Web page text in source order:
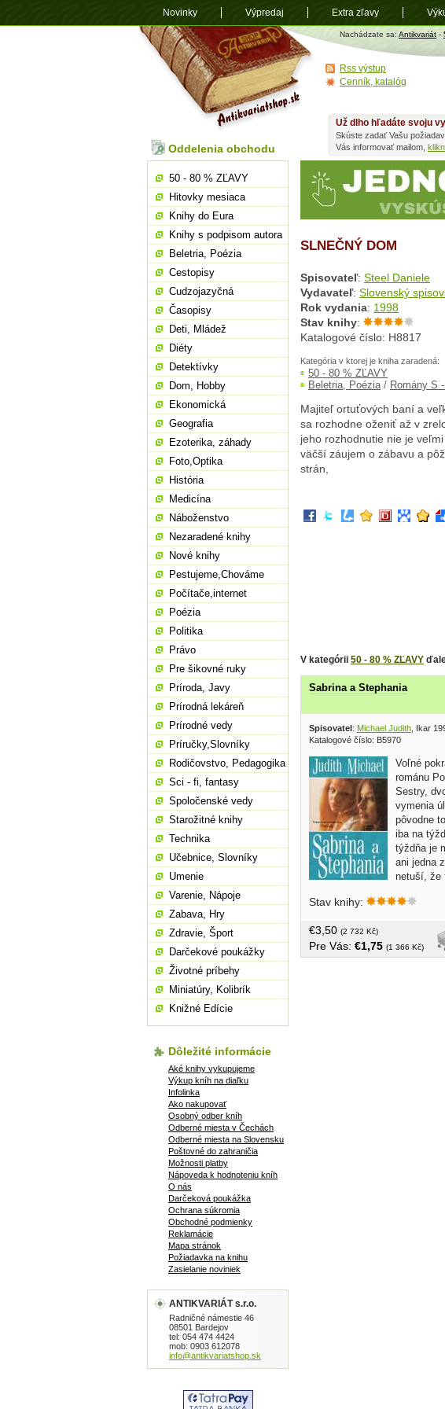
Antikvariát
shop.sk
Nachádzate sa: Antikvariát -
SLNEČNÝ DOM
Spisovateľ: Steel Daniele
Vydavateľ: Slovenský
Rok vydania: 1998
Stav knihy:
Katalogové číslo: H8817
Kategória v ktorej je kniha zaradená:
50 - 80 % ZĽAVY
Beletria, Poézia/ Romány S
Majiteľ ortuťových baní a
sa rozhodne oženiť až v
jeho rozhodnutie nie je
väčší záujem o zábavu a
strán,
V kategórii 50 - 80 % ZĽAVY
Sabrina a Stephania
Spisovatel: Michael Judith , Ikar
Katalogové číslo: B5970
Voľné
románu
Sestry,
vymenia
pôvodne
iba na
týždňa je
ani jedna
netuší, že
prerásť do ozajstnej drámy...
Stav knihy:
€3,50 (2 732 Kč)
Pre Vás: €1,75 (1 366 Kč)
Už dlho hľadáte svoju
Skúste zadať Vašu
Vás informovať mailom,
Oddelenia obchodu
50 - 80 % ZĽAVY
Hitovky mesiaca
Knihy do Eura
Knihy s podpisom autora
Beletria, Poézia
Cestopisy
Cudzojazyčná
Časopisy
Deti, Mládež
Diéty
Detektívky
Dom, Hobby
Ekonomická
Geografia
Ezoterika, záhady
Foto,Optika
História
Medicína
Náboženstvo
Nezaradené knihy
Nové knihy
Pestujeme,Chováme
Počítače,internet
Poézia
Politika
Právo
Pre šikovné ruky
Príroda, Javy
Prírodná lekáreň
Prírodné vedy
Príručky,Slovníky
Rodičovstvo, Pedagogika
Sci - fi, fantasy
Spoločenské vedy
Starožitné knihy
Technika
Učebnice, Slovníky
Umenie
Varenie, Nápoje
Zabava, Hry
Zdravie, Šport
Darčekové poukážky
Životné príbehy
Miniatúry, Kolibrík
Knižné Edície
Dôležité informácie
Aké knihy vykupujeme
Výkup kníh na diaľku
Infolinka
Ako nakupovať
Osobný odber kníh
Odberné miesta v Čechách
Odberné miesta na Slovensku
Poštovné do zahraničia
Možnosti platby
Nápoveda k hodnoteniu kníh
O nás
Darčeková poukážka
Ochrana súkromia
Obchodné podmienky
Reklamácie
Mapa stránok
Požiadavka na knihu
Zasielanie noviniek
ANTIKVARIÁT s.r.o.
Radničné námestie 46
08501 Bardejov
tel: 054 474 4424
mob: 0903 612078
info@antikvariatshop.sk
Rss výstup
Cenník, katalóg
Novinky Výpredaj Extra zľavy